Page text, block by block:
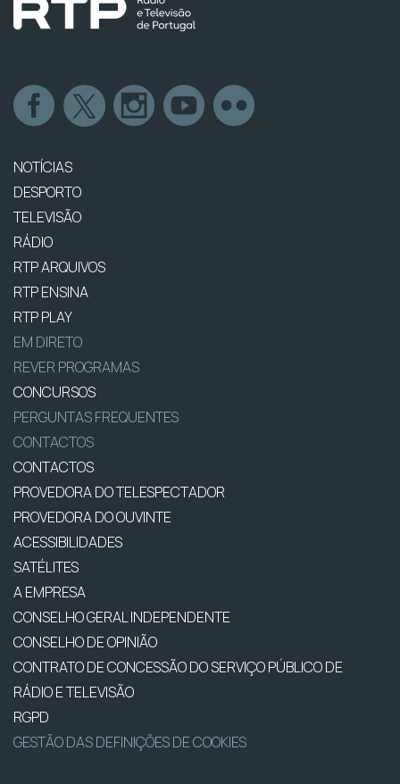
NOTÍCIAS
DESPORTO
TELEVISÃO
RÁDIO
RTP ARQUIVOS
RTP ENSINA
RTP PLAY
EM DIRETO
REVER PROGRAMAS
CONCURSOS
PERGUNTAS FREQUENTES
CONTACTOS
CONTACTOS
PROVEDORA DO TELESPECTADOR
PROVEDORA DO OUVINTE
ACESSIBILIDADES
SATÉLITES
A EMPRESA
CONSELHO GERAL INDEPENDENTE
CONSELHO DE OPINIÃO
CONTRATO DE CONCESSÃO DO SERVIÇO PÚBLICO DE
RÁDIO E TELEVISÃO
RGPD
GESTÃO DAS DEFINIÇÕES DE COOKIES